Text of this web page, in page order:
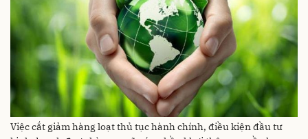
Việc cắt giảm hàng loạt thủ tục hành chính, điều kiện đầu tư